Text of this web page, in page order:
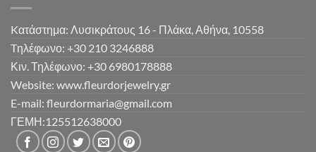
Kατάστημα: Λυσικράτους 16 - Πλάκα, Αθήνα, 10558
Tηλέφωνο: +30 210 3246888
Κιν. Τηλέφωνο: +30 6980178888
Website: www.fleurdorjewelry.gr
E-mail: fleurdormaria@gmail.com
ΓΕΜΗ:125512638000